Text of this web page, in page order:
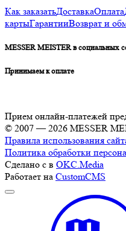
Как заказатьДоставкаОплата
картыГарантииВозврат и
MESSER MEISTER в социальных
Принимаем к оплате
Прием онлайн-платежей
© 2007 — 2026 MESSER
Правила использования
Политика обработки
Сделано с в OKC.Media
Работает на CustomCMS